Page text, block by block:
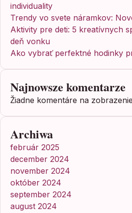
individuality
Trendy vo svete náramkov:
Aktivity pre deti: 5 kreatívnych
deň vonku
Ako vybrať perfektné hodinky
Najnowsze komentarze
Žiadne komentáre na
Archiwa
február 2025
december 2024
november 2024
október 2024
september 2024
august 2024